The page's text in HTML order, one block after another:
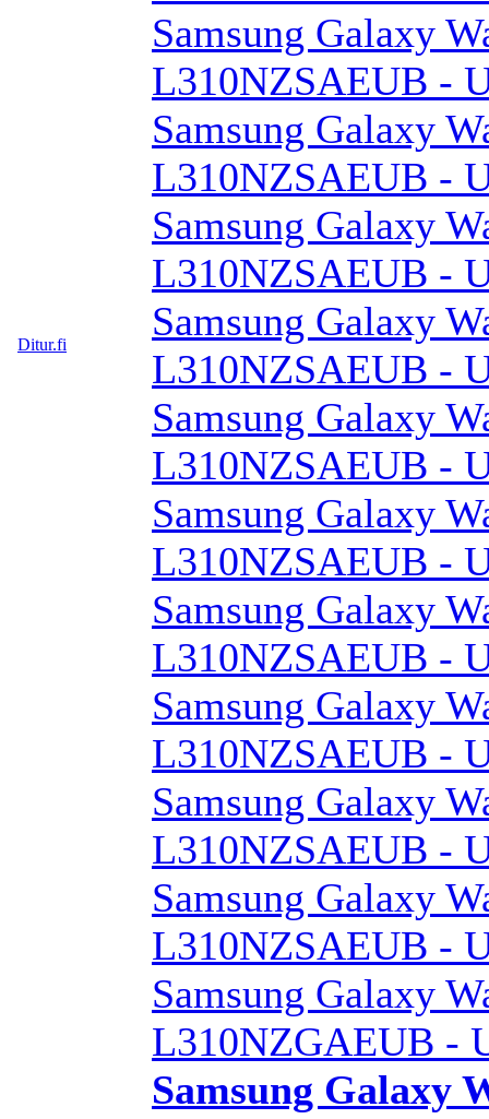
Ditur.fi
Samsung Galaxy
L310NZSAEUB -
Samsung Galaxy
L310NZSAEUB -
Samsung Galaxy
L310NZSAEUB -
Samsung Galaxy
L310NZSAEUB -
Samsung Galaxy
L310NZSAEUB -
Samsung Galaxy
L310NZSAEUB -
Samsung Galaxy
L310NZSAEUB -
Samsung Galaxy
L310NZSAEUB -
Samsung Galaxy
L310NZSAEUB -
Samsung Galaxy
L310NZSAEUB -
Samsung Galaxy
L310NZGAEUB -
Samsung Galaxy